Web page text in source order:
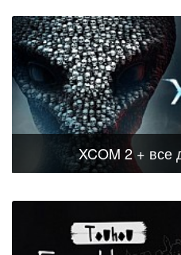
XCOM 2 + все